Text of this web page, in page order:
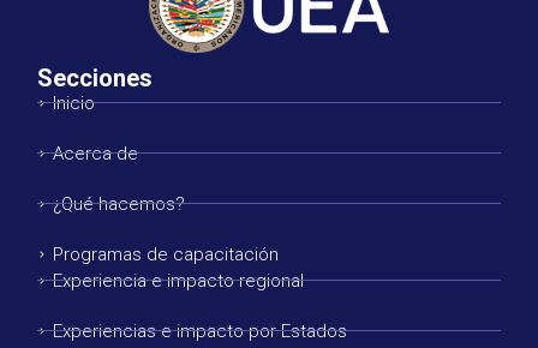
Secciones
Inicio
Acerca de
¿Qué hacemos?
Programas de capacitación
Experiencia e impacto regional
Experiencias e impacto por Estados